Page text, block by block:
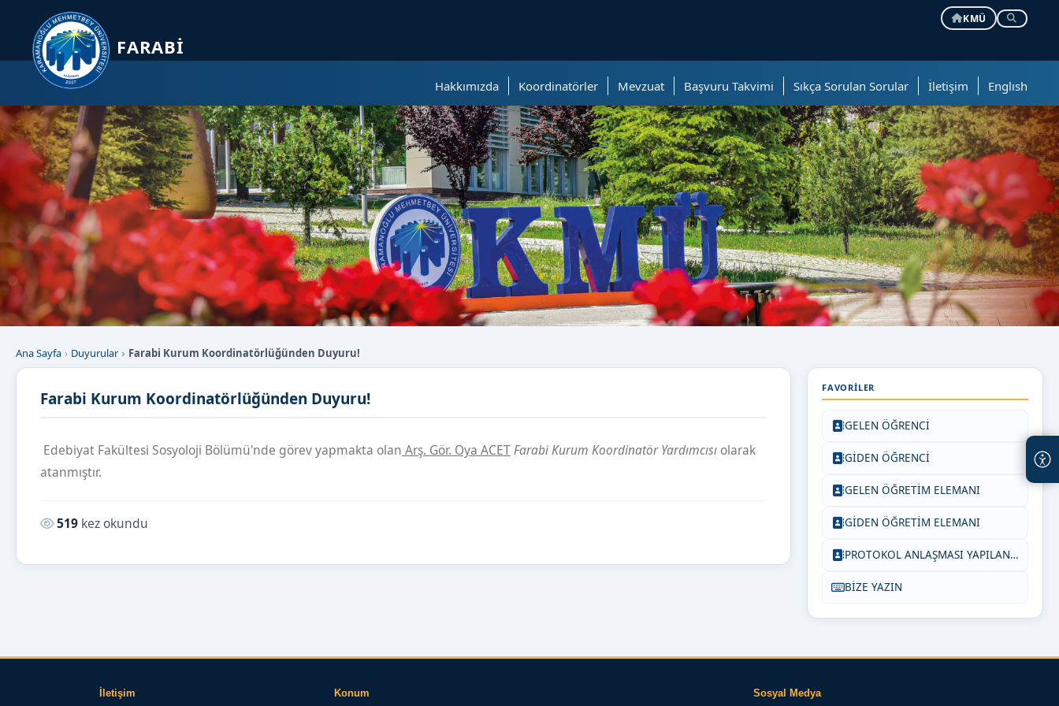
KMÜ
FARABI
Hakkımızda Koordinatörler Mevzuat Başvuru Takvimi Sıkça Sorulan Sorular İletişim Englısh
Ana Sayfa Duyurular Farabi Kurum Koordinatörlüğünden Duyuru!
Farabi Kurum Koordinatörlüğünden Duyuru!
Edebiyat Fakültesi Sosyoloji Bölümü'nde görev yapmakta olan Arş. Gör. Oya ACETFarabi Kurum Koordinatör Yardımcısı olarak
atanmıştır.
Okunma sayısı:
519 kez okundu
FAVORILER
GELEN ÖĞRENCİ
GİDEN ÖĞRENCİ
GELEN ÖĞRETİM ELEMANI
GİDEN ÖĞRETİM ELEMANI
PROTOKOL ANLAŞMASI YAPILAN ÜNİVERSİTELER
BİZE YAZIN
İletişim Konum Sosyal Medya